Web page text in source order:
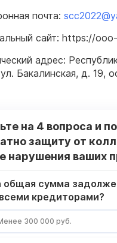
почта:
сайт: https://ooo-
адрес:
Бакалинская, д. 19,
на 4 вопроса и
защиту от
нарушения ваших
общая сумма
кредиторами?
300 000 руб.